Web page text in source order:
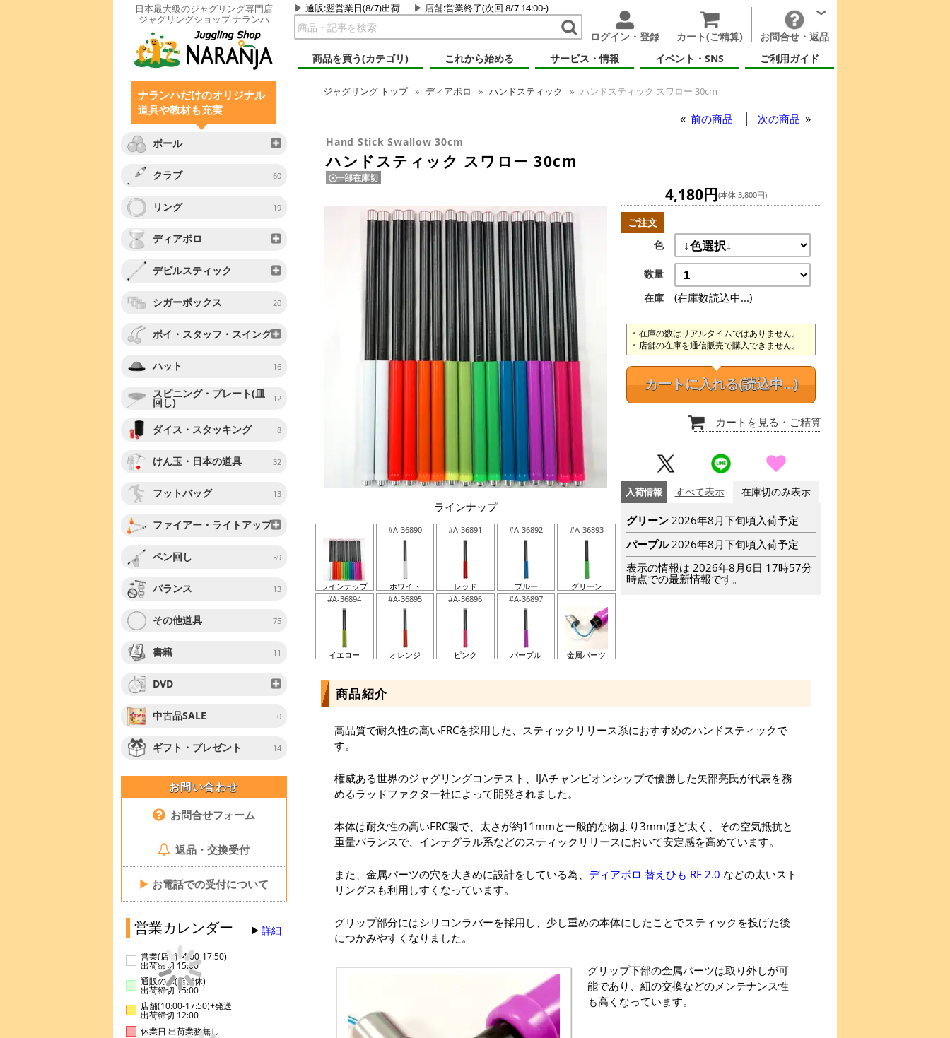
日本最大級のジャグリング専門店
ジャグリングショップ ナランハ
通販:翌営業日(8/7)出荷 店舗:営業終了(次回 8/7 14:00-)
ログイン・登録 カート(ご精算)
お問合せ・返品
商品を買う(カテゴリ)
これから始める サービス・情報 イベント・SNS ご利用ガイド
ナランハだけのオリジナル
道具や教材も充実
ボール
クラブ 60
リング 19
ディアボロ
デビルスティック
シガーボックス 20
ポイ・スタッフ・スイング
ハット 16
スピニング・プレート(皿
回し) 12
ダイス・スタッキング 8
けん玉・日本の道具 32
フットバッグ 13
ファイアー・ライトアップ
ペン回し 59
バランス 13
その他道具 75
書籍 11
DVD
中古品SALE 0
ギフト・プレゼント 14
お問い合わせ
お問合せフォーム
返品・交換受付
▶ お電話での受付について
営業カレンダー 詳細
営業(店舗14:00-17:50)
出荷締切 15:00
通販のみ(店舗休)
出荷締切 15:00
店舗(10:00-17:50)+発送
出荷締切 12:00
休業日 出荷業務無し
ジャグリング トップ ディアボロ ハンドスティック ハンドスティック スワロー 30cm
前の商品 次の商品
Hand Stick Swallow 30cm
ハンドスティック スワロー 30cm
一部在庫切
ラインナップ
ラインナップ
#A-36890
ホワイト
#A-36891
レッド
#A-36892
ブルー
#A-36893
グリーン
#A-36894
イエロー
#A-36895
オレンジ
#A-36896
ピンク
#A-36897
パープル 金属パーツ
4,180円(本体 3,800円)
ご注文
色
数量
在庫
(在庫数読込中...)
在庫の数はリアルタイムではありません。
店舗の在庫を通信販売で購入できません。
カートに入れる(読込中...)
カートを見る ・ご精算
入荷情報 すべて表示 在庫切のみ表示
グリーン 2026年8月下旬頃入荷予定
パープル 2026年8月下旬頃入荷予定
表示の情報は 2026年8月6日 17時57分
時点での最新情報です。
商品紹介
高品質で耐久性の高いFRCを採用した、スティックリリース系におすすめのハンドスティックで
す。
権威ある世界のジャグリングコンテスト、IJAチャンピオンシップで優勝した矢部亮氏が代表を務
めるラッドファクター社によって開発されました。
本体は耐久性の高いFRC製で、太さが約11mmと一般的な物より3mmほど太く、その空気抵抗と
重量バランスで、インテグラル系などのスティックリリースにおいて安定感を高めています。
また、金属パーツの穴を大きめに設計をしている為、 ディアボロ 替えひも RF 2.0 などの太いスト
リングスも利用しすくなっています。
グリップ部分にはシリコンラバーを採用し、少し重めの本体にしたことでスティックを投げた後
につかみやすくなりました。
グリップ下部の金属パーツは取り外しが可
能であり、紐の交換などのメンテナンス性
も高くなっています。